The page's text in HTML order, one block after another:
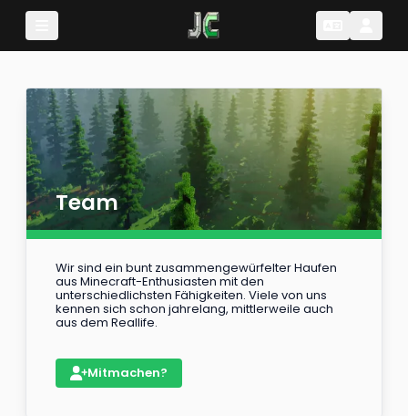
Team
Wir sind ein bunt zusammengewürfelter Haufen
aus Minecraft-Enthusiasten mit den
unterschiedlichsten Fähigkeiten. Viele von uns
kennen sich schon jahrelang, mittlerweile auch
aus dem Reallife.
Mitmachen?